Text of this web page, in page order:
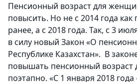
Пенсионный возраст для
повысить. Но не с 2014 года
ранее, а с 2018 года. Так, с 3
в силу новый Закон «О
Республике Казахстан». В
повышать пенсионный
поэтапно. «С 1 января 2018